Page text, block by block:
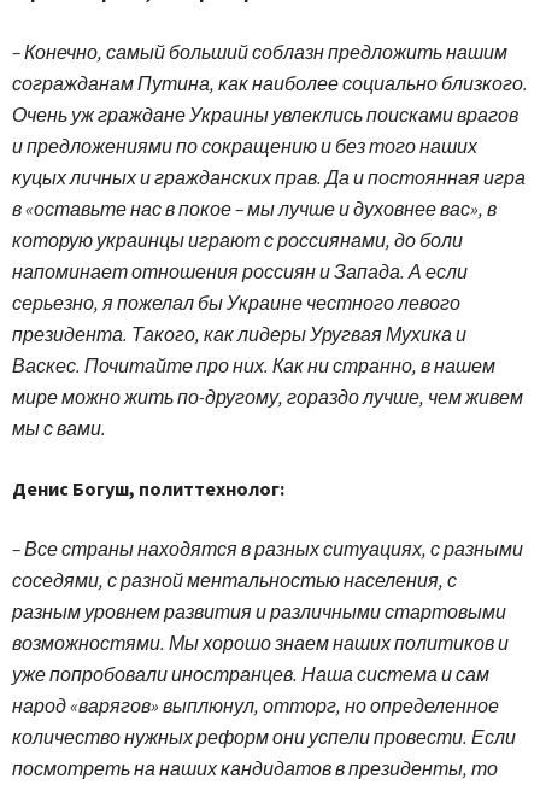
– Конечно, самый больший соблазн предложить нашим
согражданам Путина, как наиболее социально близкого.
Очень уж граждане Украины увлеклись поисками врагов
и предложениями по сокращению и без того наших
куцых личных и гражданских прав. Да и постоянная игра
в «оставьте нас в покое – мы лучше и духовнее вас», в
которую украинцы играют с россиянами, до боли
напоминает отношения россиян и Запада. А если
серьезно, я пожелал бы Украине честного левого
президента. Такого, как лидеры Уругвая Мухика и
Васкес. Почитайте про них. Как ни странно, в нашем
мире можно жить по-другому, гораздо лучше, чем живем
мы с вами.
Денис Богуш, политтехнолог:
– Все страны находятся в разных ситуациях, с разными
соседями, с разной ментальностью населения, с
разным уровнем развития и различными стартовыми
возможностями. Мы хорошо знаем наших политиков и
уже попробовали иностранцев. Наша система и сам
народ «варягов» выплюнул, отторг, но определенное
количество нужных реформ они успели провести. Если
посмотреть на наших кандидатов в президенты, то